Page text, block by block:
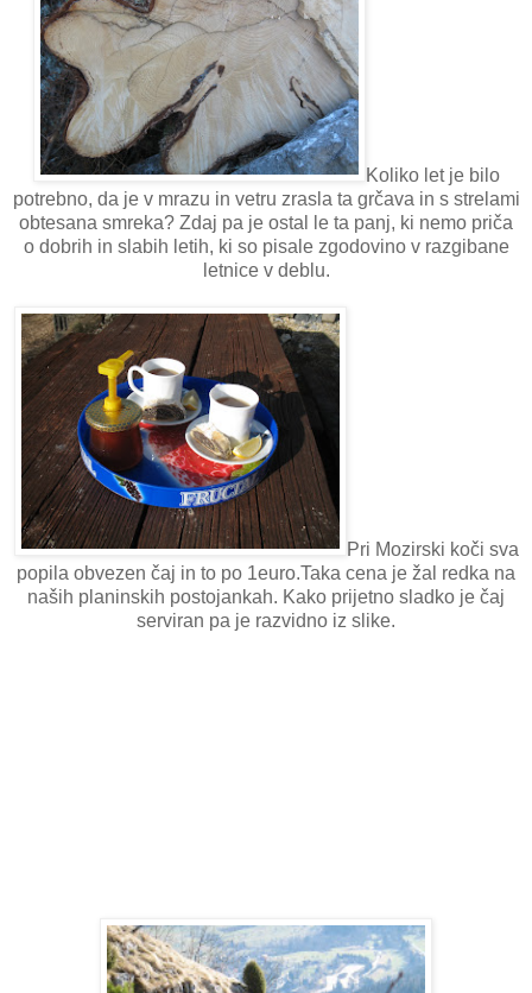
Koliko let je bilo
potrebno, da je v mrazu in vetru zrasla ta grčava in s strelami
obtesana smreka? Zdaj pa je ostal le ta panj, ki nemo priča
o dobrih in slabih letih, ki so pisale zgodovino v razgibane
letnice v deblu.
Pri Mozirski koči sva
popila obvezen čaj in to po 1euro.Taka cena je žal redka na
naših planinskih postojankah. Kako prijetno sladko je čaj
serviran pa je razvidno iz slike.